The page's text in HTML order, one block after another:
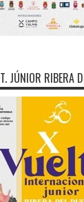
JÚNIOR RIBERA